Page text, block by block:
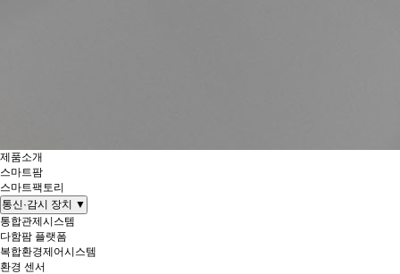
제품소개
스마트팜
스마트팩토리
통신·감시 장치
▼
통합관제시스템
다함팜 플랫폼
복합환경제어시스템
환경 센서